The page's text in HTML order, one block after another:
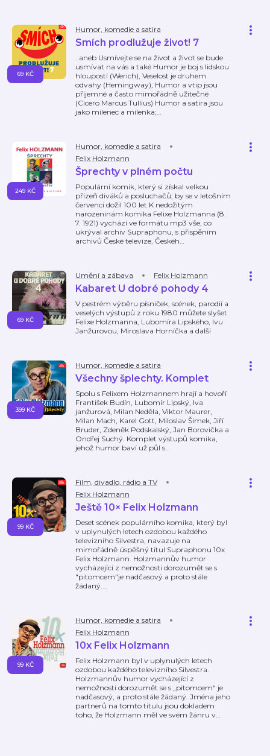
Humor, komedie a satira
Smích prodlužuje život! 7
..aneb Usmívejte se na život a život se bude
usmívat na vás a také Humor je boj s lidskou
hloupostí (Werich), Veselost je druhem
odvahy (Hemingway), Humor a vtip jsou
příjemné a často mimořádně užitečné
(Cicero Marcus Tullius) Humor a satira jsou
jako milenec a milenka;…
69 KČ
Humor, komedie a satira
Felix Holzmann
Šprechty v plném počtu
Populární komik, který si získal velkou
přízeň diváků a posluchačů, by se v letošním
červenci dožil 100 let K nedožitým
narozeninám komika Felixe Holzmanna (8.
7. 1921) vychází ve formátu mp3 vše, co
ukrýval archiv Supraphonu, s přispěním
archivů České televize, Českéh…
249 KČ
Umění a zábava Felix Holzmann
Kabaret U dobré pohody 4
V pestrém výběru písniček, scének, parodií a
veselých výstupů z roku 1980 můžete slyšet
Felixe Holzmanna, Lubomíra Lipského, Ivu
Janžurovou, Miroslava Horníčka a další
69 KČ
Humor, komedie a satira
Všechny šplechty. Komplet
Spolu s Felixem Holzmannem hrají a hovoří
František Budín, Lubomír Lipský, Iva
janžurová, Milan Neděla, Viktor Maurer,
Milan Mach, Karel Gott, Miloslav Šimek, Jiří
Bruder, Zdeněk Podskalský, Jan Borovička a
Ondřej Suchý. Komplet výstupů komika,
jehož humor baví už půl s…
399 KČ
Film, divadlo, rádio a TV
Felix Holzmann
Ještě 10× Felix Holzmann
Deset scének populárního komika, který byl
v uplynulých letech ozdobou každého
televizního Silvestra, navazuje na
mimořádně úspěšný titul Supraphonu 10x
Felix Holzmann. Holzmannův humor
vycházející z nemožnosti dorozumět se s
"pitomcem"je nadčasový a proto stále
žádaný.…
99 KČ
Humor, komedie a satira
Felix Holzmann
10x Felix Holzmann
Felix Holzmann byl v uplynulých letech
ozdobou každého televizního Silvestra.
Holzmannův humor vycházející z
nemožnosti dorozumět se s „pitomcem“ je
nadčasový, a proto stále žádaný. Jména jeho
partnerů na tomto titulu jsou dokladem
toho, že Holzmann měl ve svém žánru v…
99 KČ